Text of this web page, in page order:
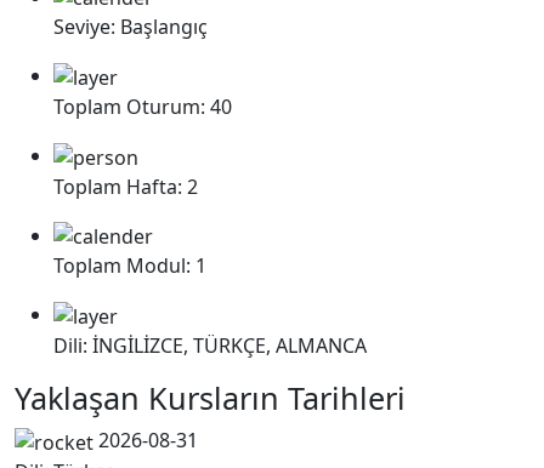
Seviye: Başlangıç
Toplam Oturum: 40
Toplam Hafta: 2
Toplam Modul: 1
Dili: İNGİLİZCE, TÜRKÇE, ALMANCA
Yaklaşan Kursların Tarihleri
2026-08-31